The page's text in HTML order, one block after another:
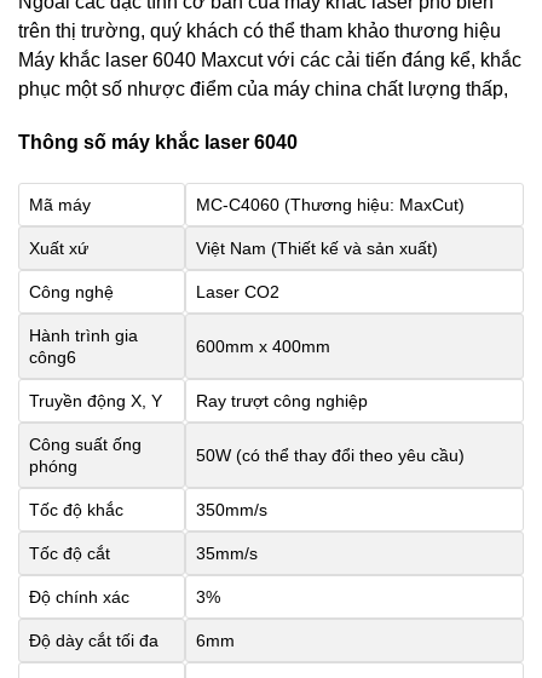
trên thị trường, quý khách có thể tham khảo thương hiệu
Máy khắc laser 6040 Maxcut với các cải tiến đáng kể, khắc
phục một số nhược điểm của máy china chất lượng thấp,
Thông số máy khắc laser 6040
Mã máy MC-C4060 (Thương hiệu: MaxCut)
Xuất xứ Việt Nam (Thiết kế và sản xuất)
Công nghệ Laser CO2
Hành trình gia
công6
600mm x 400mm
Truyền động X, Y Ray trượt công nghiệp
Công suất ống
phóng
50W (có thể thay đổi theo yêu cầu)
Tốc độ khắc 350mm/s
Tốc độ cắt 35mm/s
Độ chính xác 3%
Độ dày cắt tối đa 6mm